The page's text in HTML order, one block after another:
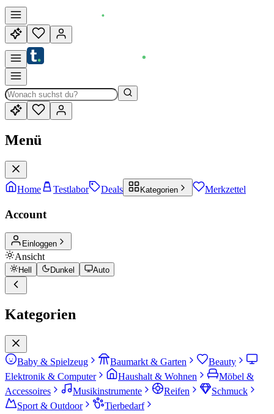
Menü
Home Testlabor Deals Kategorien Merkzettel
Account
Einloggen
Ansicht
Hell Dunkel Auto
Kategorien
Baby & Spielzeug Baumarkt & Garten
Beauty
Elektronik & Computer
Haushalt & Wohnen
Möbel &
Accessoires
Musikinstrumente Reifen
Schmuck
Sport & Outdoor
Tierbedarf